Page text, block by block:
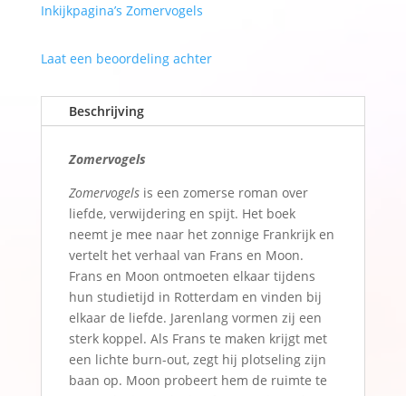
Inkijkpagina’s Zomervogels
Laat een beoordeling achter
Beschrijving
Zomervogels
Zomervogels is een zomerse roman over
liefde, verwijdering en spijt. Het boek
neemt je mee naar het zonnige Frankrijk en
vertelt het verhaal van Frans en Moon.
Frans en Moon ontmoeten elkaar tijdens
hun studietijd in Rotterdam en vinden bij
elkaar de liefde. Jarenlang vormen zij een
sterk koppel. Als Frans te maken krijgt met
een lichte burn-out, zegt hij plotseling zijn
baan op. Moon probeert hem de ruimte te